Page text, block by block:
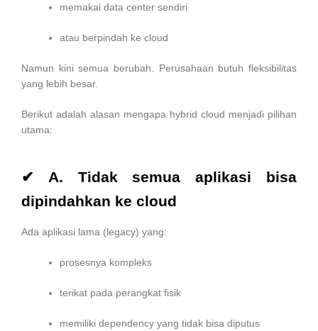
memakai data center sendiri
atau berpindah ke cloud
Namun kini semua berubah. Perusahaan butuh fleksibilitas
yang lebih besar.
Berikut adalah alasan mengapa hybrid cloud menjadi pilihan
utama:
✔ A. Tidak semua aplikasi bisa
dipindahkan ke cloud
Ada aplikasi lama (legacy) yang:
prosesnya kompleks
terikat pada perangkat fisik
memiliki dependency yang tidak bisa diputus